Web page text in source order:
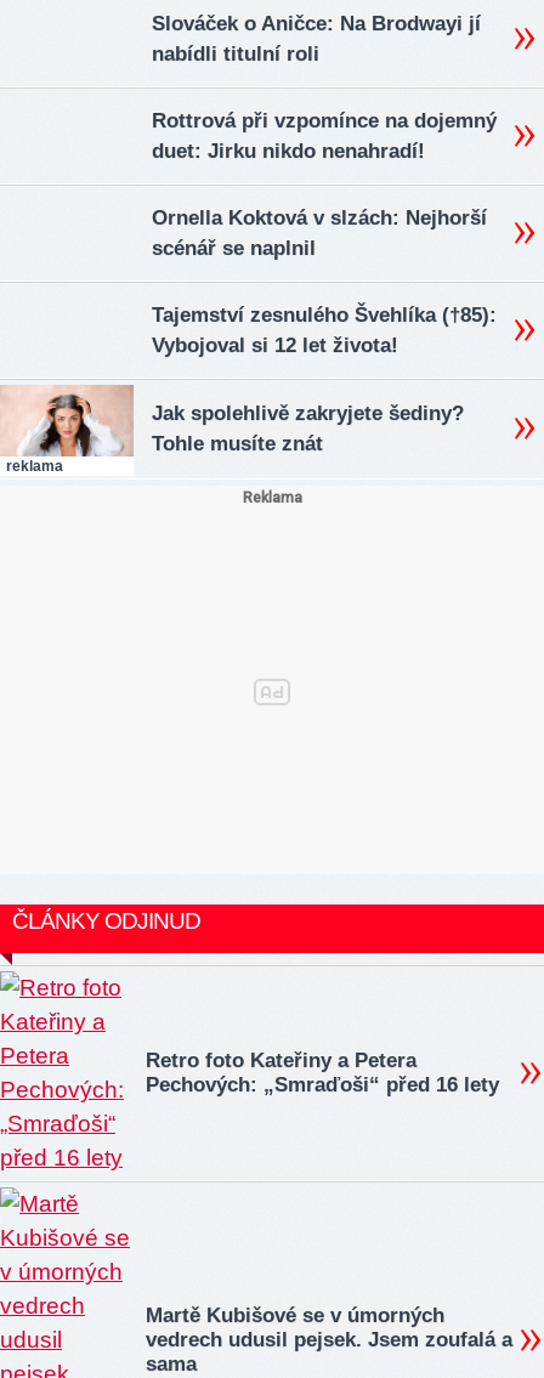
Slováček o Aničce: Na Brodwayi jí
nabídli titulní roli
Rottrová při vzpomínce na dojemný
duet: Jirku nikdo nenahradí!
Ornella Koktová v slzách: Nejhorší
scénář se naplnil
Tajemství zesnulého Švehlíka (†85):
Vybojoval si 12 let života!
reklama
Jak spolehlivě zakryjete šediny?
Tohle musíte znát
ČLÁNKY ODJINUD
Retro foto Kateřiny a Petera
Pechových: „Smraďoši“ před 16 lety
Martě Kubišové se v úmorných
vedrech udusil pejsek. Jsem zoufalá a
sama